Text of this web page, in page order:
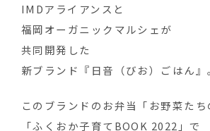
IMDアライアンスと
福岡オーガニックマルシェが
共同開発した
新ブランド『日音（びお）ごはん』
このブランドのお弁当「お野菜たち
「ふくおか子育てBOOK 2022」で